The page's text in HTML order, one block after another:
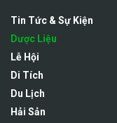
Tin Tức & Sự Kiện
Dược Liệu
Lễ Hội
Di Tích
Du Lịch
Hải Sản